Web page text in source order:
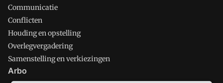
Communicatie
Conflicten
Houding en opstelling
Overlegvergadering
Samenstelling en verkiezingen
Arbo